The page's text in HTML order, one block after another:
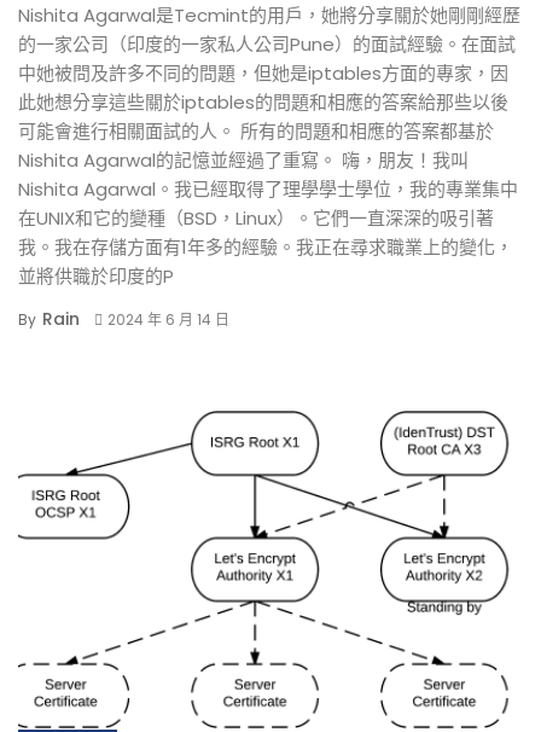
Nishita Agarwal是Tecmint的用戶，她將分享關於她剛剛經歷
的一家公司（印度的一家私人公司Pune）的面試經驗。在面試
中她被問及許多不同的問題，但她是iptables方面的專家，因
此她想分享這些關於iptables的問題和相應的答案給那些以後
可能會進行相關面試的人。 所有的問題和相應的答案都基於
Nishita Agarwal的記憶並經過了重寫。 嗨，朋友！我叫
Nishita Agarwal。我已經取得了理學學士學位，我的專業集中
在UNIX和它的變種（BSD，Linux）。它們一直深深的吸引著
我。我在存儲方面有1年多的經驗。我正在尋求職業上的變化，
並將供職於印度的P
By Rain 2024 年 6 月 14 日